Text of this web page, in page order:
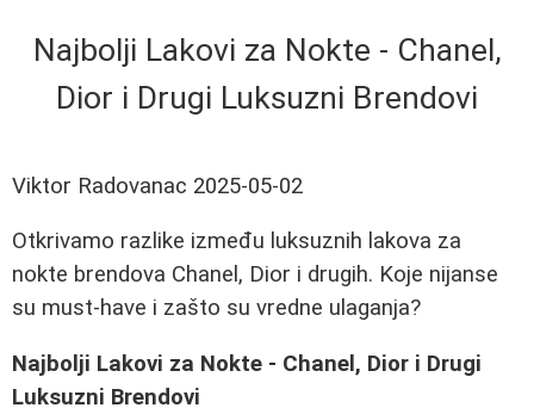
Najbolji Lakovi za Nokte - Chanel,
Dior i Drugi Luksuzni Brendovi
Viktor Radovanac 2025-05-02
Otkrivamo razlike između luksuznih lakova za
nokte brendova Chanel, Dior i drugih. Koje nijanse
su must-have i zašto su vredne ulaganja?
Najbolji Lakovi za Nokte - Chanel, Dior i Drugi
Luksuzni Brendovi